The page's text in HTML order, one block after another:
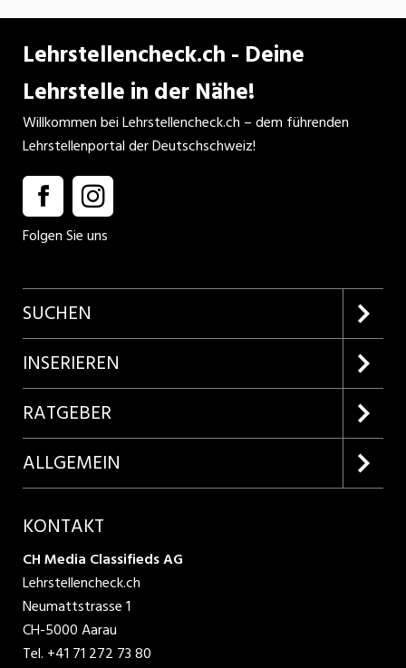
Lehrstellencheck.ch - Deine
Lehrstelle in der Nähe!
Willkommen bei Lehrstellencheck.ch – dem führenden
Lehrstellenportal der Deutschschweiz!
Folgen Sie uns
SUCHEN
Firmenprofile entdecken
Lehrstellen suchen
INSERIEREN
Kundenlogin
Inserieren
Produkte
RATGEBER
Lehrberufe entdecken
ALLGEMEIN
AGB
Datenschutzbestimmungen
Nutzungsbedingungen
KONTAKT
CH Media Classifieds AG
Lehrstellencheck.ch
Neumattstrasse 1
CH-5000 Aarau
Tel. +41 71 272 73 80